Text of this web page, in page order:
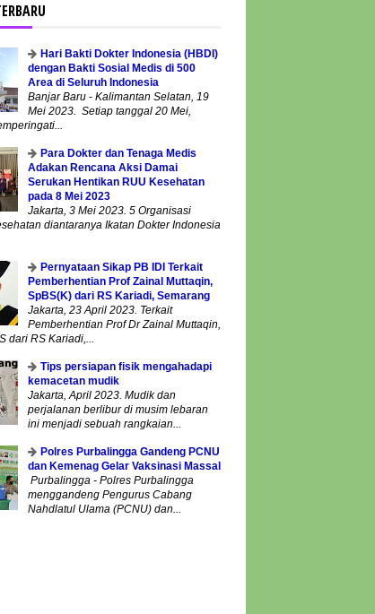
Hari Bakti Dokter Indonesia (HBDI)
dengan Bakti Sosial Medis di 500
Area di Seluruh Indonesia
Banjar Baru - Kalimantan Selatan, 19
Mei 2023. Setiap tanggal 20 Mei,
Para Dokter dan Tenaga Medis
Adakan Rencana Aksi Damai
Serukan Hentikan RUU Kesehatan
pada 8 Mei 2023
Jakarta, 3 Mei 2023. 5 Organisasi
diantaranya Ikatan Dokter Indonesia
Pernyataan Sikap PB IDI Terkait
Pemberhentian Prof Zainal Muttaqin,
SpBS(K) dari RS Kariadi, Semarang
Jakarta, 23 April 2023. Terkait
Pemberhentian Prof Dr Zainal Muttaqin,
dari RS Kariadi,...
Tips persiapan fisik mengahadapi
kemacetan mudik
Jakarta, April 2023. Mudik dan
perjalanan berlibur di musim lebaran
ini menjadi sebuah rangkaian...
Polres Purbalingga Gandeng PCNU
dan Kemenag Gelar Vaksinasi Massal
Purbalingga - Polres Purbalingga
menggandeng Pengurus Cabang
Nahdlatul Ulama (PCNU) dan...